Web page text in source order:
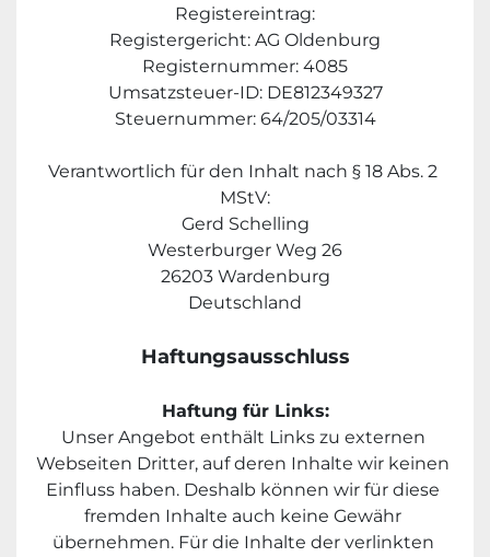
Registereintrag:
Registergericht: AG Oldenburg
Registernummer: 4085
Umsatzsteuer-ID: DE812349327
Steuernummer: 64/205/03314
Verantwortlich für den Inhalt nach § 18 Abs. 2
MStV:
Gerd Schelling
Westerburger Weg 26
26203 Wardenburg
Deutschland
Haftungsausschluss
Haftung für Links:
Unser Angebot enthält Links zu externen
Webseiten Dritter, auf deren Inhalte wir keinen
Einfluss haben. Deshalb können wir für diese
fremden Inhalte auch keine Gewähr
übernehmen. Für die Inhalte der verlinkten